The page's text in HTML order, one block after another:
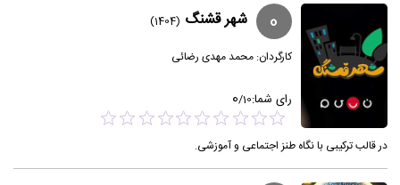
0 شهر قشنگ (1404)
کارگردان:محمد مهدی رضائی
رای شما: 0/10
در قالب ترکیبی با نگاه طنز اجتماعی و آموزشی.